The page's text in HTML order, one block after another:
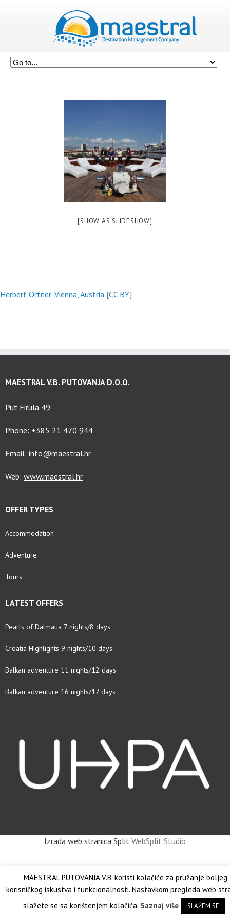
[SHOW AS SLIDESHOW]
Herbert Ortner, Vienna, Austria [CC BY]
MAESTRAL V.B. PUTOVANJA D.O.O.
Put Firula 49
Phone: +385 21 470 944
Email: info@maestral.hr
Web: www.maestral.hr
OFFER TYPES
Accommodation
Adventure
Tours
LATEST OFFERS
Pearls of Dalmatia 7 nights/8 days
Croatia Highlights 9 nights/10 days
Balkan adventure 11 nights/12 days
Balkan adventure 16 nights/17 days
Izrada web stranica Split WebSplit Studio
MAESTRAL PUTOVANJA V.B. koristi kolačiće za pružanje boljeg
korisničkog iskustva i funkcionalnosti. Nastavkom pregleda web
slažete se sa korištenjem kolačića. Saznaj više SLAŽEM SE